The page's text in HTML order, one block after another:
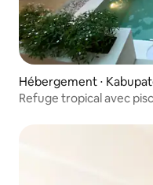
Hébergement ⋅
Refuge tropical avec